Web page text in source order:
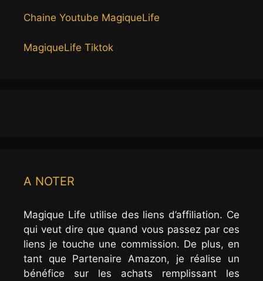
Chaine Youtube MagiqueLife
MagiqueLife Tiktok
A NOTER
Magique Life utilise des liens d’affiliation. Ce
qui veut dire que quand vous passez par ces
liens je touche une commission. De plus, en
tant que Partenaire Amazon, je réalise un
bénéfice sur les achats remplissant les